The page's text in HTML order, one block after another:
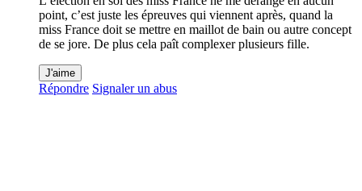
point, c’est juste les épreuves qui viennent après, quand la
miss France doit se mettre en maillot de bain ou autre concept
de se jore. De plus cela paît complexer plusieurs fille.
J'aime
Répondre Signaler un abus